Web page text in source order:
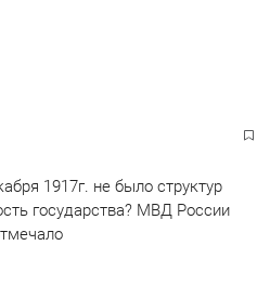
1917г. не было структур
государства? МВД России